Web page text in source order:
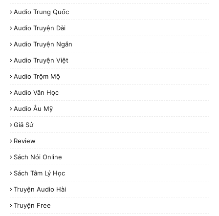
Audio Trung Quốc
Audio Truyện Dài
Audio Truyện Ngắn
Audio Truyện Việt
Audio Trộm Mộ
Audio Văn Học
Audio Âu Mỹ
Giã Sử
Review
Sách Nói Online
Sách Tâm Lý Học
Truyện Audio Hài
Truyện Free